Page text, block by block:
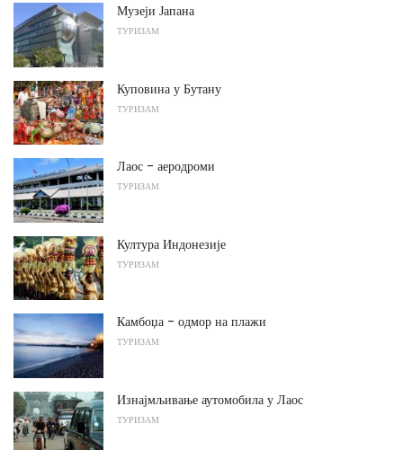
Музеји Јапана
ТУРИЗАМ
Куповина у Бутану
ТУРИЗАМ
Лаос - аеродроми
ТУРИЗАМ
Култура Индонезије
ТУРИЗАМ
Камбоџа - одмор на плажи
ТУРИЗАМ
Изнајмљивање аутомобила у Лаос
ТУРИЗАМ